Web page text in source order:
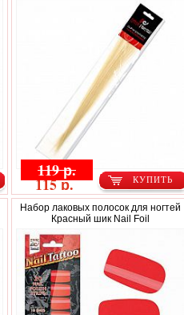
КУПИТЬ
119 р.
115 р.
Набор лаковых полосок для ногтей
Красный шик Nail Foil